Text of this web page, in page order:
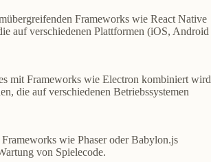
Frameworks wie React Native
auf verschiedenen Plattformen (iOS, Android
mit Frameworks wie Electron kombiniert
die auf verschiedenen Betriebssystemen
wie Phaser oder Babylon.js
von Spielecode.